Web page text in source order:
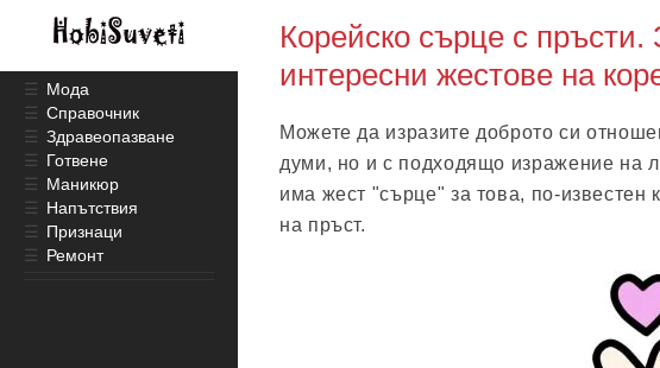
Корейско сърце с
интересни жестове на
Можете да изразите доброто си
думи, но и с подходящо изражение на
има жест "сърце" за това, по-известен
на пръст.
☰ Мода
☰ Справочник
☰ Здравеопазване
☰ Готвене
☰ Маникюр
☰ Напътствия
☰ Признаци
☰ Ремонт